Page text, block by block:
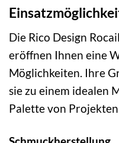
Die Rico Design
eröffnen Ihnen eine
Möglichkeiten. Ihre
sie zu einem idealen
Palette von